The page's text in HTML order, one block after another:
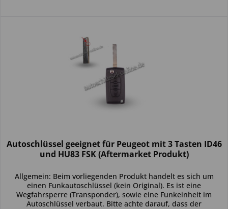
Autoschlüssel geeignet für Peugeot mit 3 Tasten ID46
und HU83 FSK (Aftermarket Produkt)
Allgemein: Beim vorliegenden Produkt handelt es sich um
einen Funkautoschlüssel (kein Original). Es ist eine
Wegfahrsperre (Transponder), sowie eine Funkeinheit im
Autoschlüssel verbaut. Bitte achte darauf, dass der